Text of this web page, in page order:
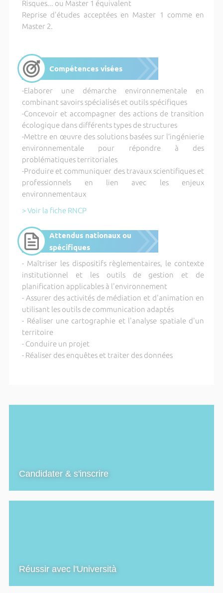
Risques... ou Master 1 équivalent
Reprise d'études acceptées en Master 1 comme en
Master 2.
Compétences visées
-Elaborer une démarche environnementale en
combinant savoirs spécialisés et outils spécifiques
-Concevoir et accompagner des actions de transition
écologique dans différents types de structures
-Mettre en œuvre des solutions basées sur l’ingénierie
environnementale pour répondre à des
problématiques territoriales
-Produire et communiquer des travaux scientifiques et
professionnels en lien avec les enjeux
environnementaux
> Voir la fiche RNCP
Attendus nationaux ou
spécifiques
- Maîtriser les dispositifs règlementaires, le contexte
institutionnel et les outils de gestion et de
planification applicables à l'environnement
- Assurer des activités de médiation et d'animation en
utilisant les outils de communication adaptés
- Réaliser une cartographie et l'analyse spatiale d'un
territoire
- Conduire un projet
- Réaliser des enquêtes et traiter des données
Candidater & s'inscrire
Réussir avec l'Università